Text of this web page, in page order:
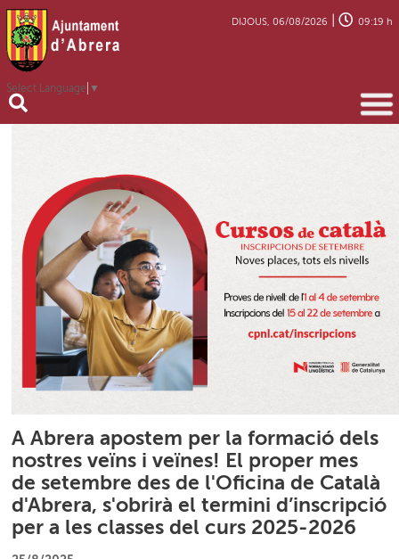
Select Language ▼
DIJOUS, 06/08/2026 09:19 h
A Abrera apostem per la formació dels
nostres veïns i veïnes! El proper mes
de setembre des de l'Oficina de Català
d'Abrera, s'obrirà el termini d’inscripció
per a les classes del curs 2025-2026